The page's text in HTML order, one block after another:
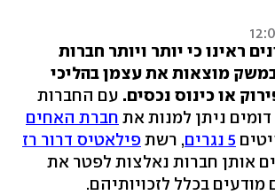
ראינו כי יותר ויותר חברות
מוצאות את עצמן בהליכי
או כינוס נכסים. עם החברות
ניתן למנות את חברת האחים
5 נגרים , רשתפילאטיס דרור רז
אותן חברות נאלצות לפטר את
מודעים בכלל לזכויותיהם.